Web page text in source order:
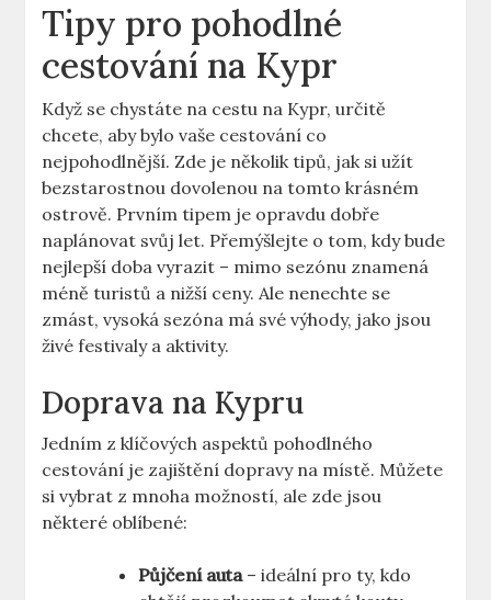
Tipy pro pohodlné
cestování na Kypr
Když se chystáte na cestu na Kypr, určitě
chcete, aby bylo vaše cestování co
nejpohodlnější. Zde je několik tipů, jak si užít
bezstarostnou dovolenou na tomto krásném
ostrově. Prvním tipem je opravdu dobře
naplánovat svůj let. Přemýšlejte o tom, kdy bude
nejlepší doba vyrazit – mimo sezónu znamená
méně turistů a nižší ceny. Ale nenechte se
zmást, vysoká sezóna má své výhody, jako jsou
živé festivaly a aktivity.
Doprava na Kypru
Jedním z klíčových aspektů pohodlného
cestování je zajištění dopravy na místě. Můžete
si vybrat z mnoha možností, ale zde jsou
některé oblíbené:
Půjčení auta– ideální pro ty, kdo